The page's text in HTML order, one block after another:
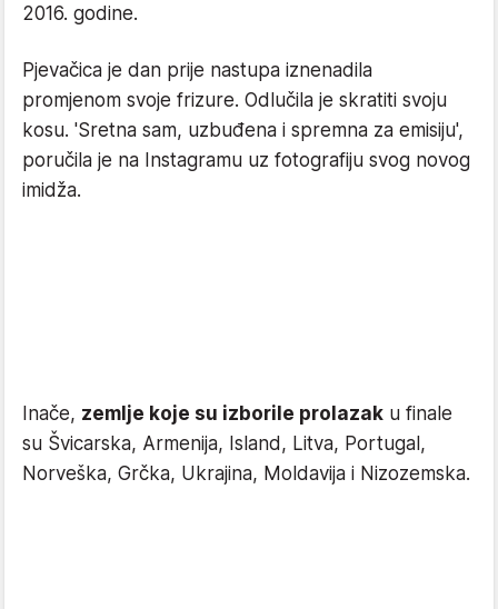
2016. godine.
Pjevačica je dan prije nastupa iznenadila
promjenom svoje frizure. Odlučila je skratiti svoju
kosu. 'Sretna sam, uzbuđena i spremna za emisiju',
poručila je na Instagramu uz fotografiju svog novog
imidža.
Inače, zemlje koje su izborile prolazak u finale
su Švicarska, Armenija, Island, Litva, Portugal,
Norveška, Grčka, Ukrajina, Moldavija i Nizozemska.